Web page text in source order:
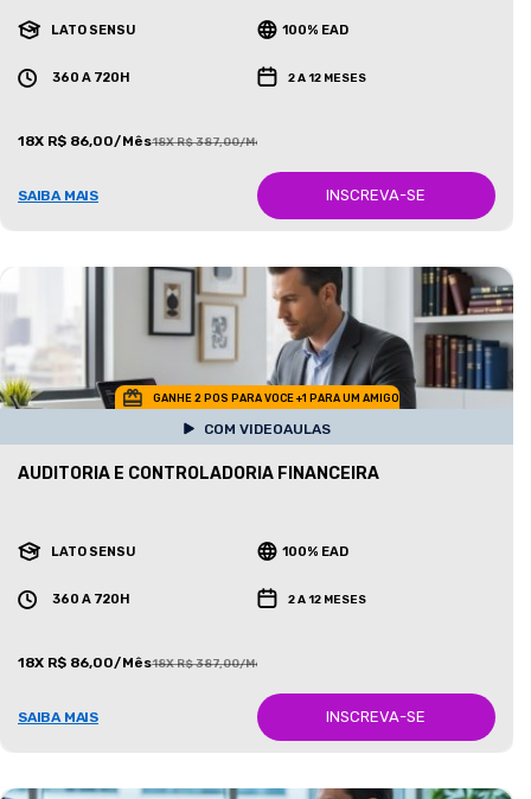
LATO SENSU 100% EAD
360 A 720H 2 A 12 MESES
18X R$ 86,00/Mês18X R$ 387,00/Mês
SAIBA MAIS INSCREVA-SE
GANHE 2 POS PARA VOCE +1 PARA UM AMIGO
COM VIDEOAULAS
AUDITORIA E CONTROLADORIA FINANCEIRA
LATO SENSU 100% EAD
360 A 720H 2 A 12 MESES
18X R$ 86,00/Mês18X R$ 387,00/Mês
SAIBA MAIS INSCREVA-SE